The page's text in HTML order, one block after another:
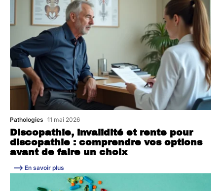
Discopathie, invalidité et rente pour
discopathie : comprendre vos options
avant de faire un choix
Pathologies 11 mai 2026
En savoir plus